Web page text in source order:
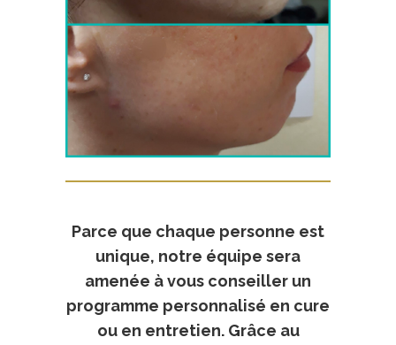
Parce que chaque personne est
unique, notre équipe sera
amenée à vous conseiller un
programme personnalisé en cure
ou en entretien. Grâce au